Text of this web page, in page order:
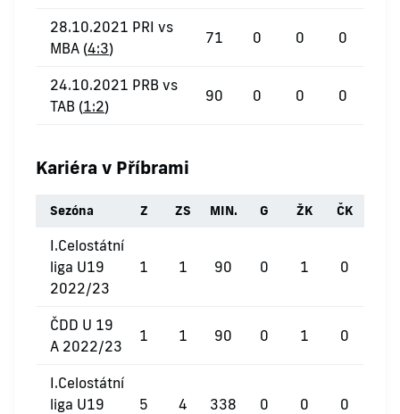
28.10.2021 PRI vs
MBA (4:3)
71 0 0 0
24.10.2021 PRB vs
TAB (1:2)
90 0 0 0
Kariéra v Příbrami
Sezóna Z ZS MIN. G ŽK ČK
I.Celostátní
liga U19
2022/23
1 1 90 0 1 0
ČDD U 19
A 2022/23
1 1 90 0 1 0
I.Celostátní
liga U19
5 4 338 0 0 0